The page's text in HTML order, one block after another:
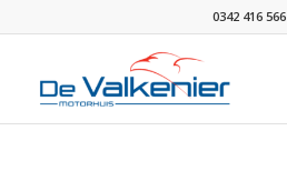
0342 416 566